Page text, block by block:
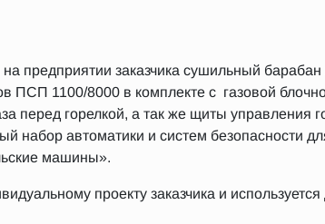
предприятии заказчика сушильный
1100/8000 в комплекте с газовой
перед горелкой, а так же щиты управления
набор автоматики и систем безопасности
машины».
проекту заказчика и